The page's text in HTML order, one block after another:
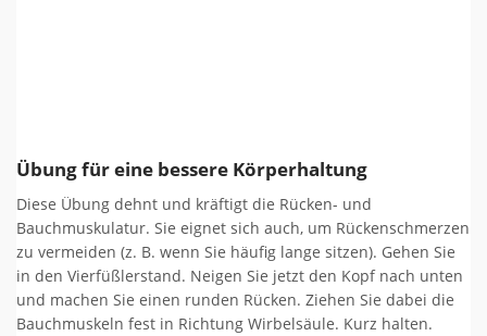
Übung für eine bessere Körperhaltung
Diese Übung dehnt und kräftigt die Rücken- und
Bauchmuskulatur. Sie eignet sich auch, um Rückenschmerzen
zu vermeiden (z. B. wenn Sie häufig lange sitzen). Gehen Sie
in den Vierfüßlerstand. Neigen Sie jetzt den Kopf nach unten
und machen Sie einen runden Rücken. Ziehen Sie dabei die
Bauchmuskeln fest in Richtung Wirbelsäule. Kurz halten.